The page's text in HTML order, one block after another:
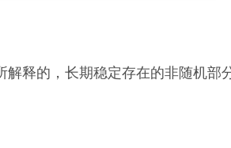
解释的，长期稳定存在的非随机部